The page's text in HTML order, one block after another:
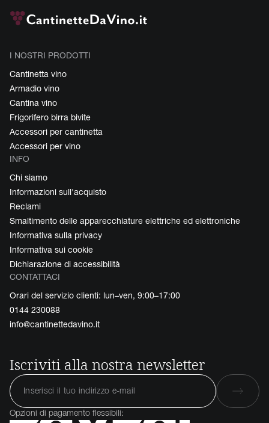
I NOSTRI PRODOTTI
Cantinetta vino
Armadio vino
Cantina vino
Frigorifero birra bivite
Accessori per cantinetta
Accessori per vino
INFO
Chi siamo
Informazioni sull'acquisto
Reclami
Smaltimento delle apparecchiature elettriche ed elettroniche
Informativa sulla privacy
Informativa sui cookie
Dichiarazione di accessibilità
CONTATTACI
Orari del servizio clienti: lun–ven, 9:00–17:00
0144 230088
info@cantinettedavino.it
Iscriviti alla nostra newsletter
Opzioni di pagamento flessibili: